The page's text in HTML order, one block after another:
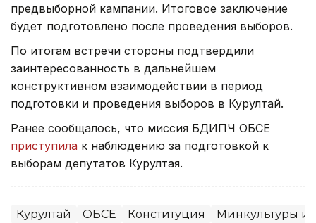
предвыборной кампании. Итоговое заключение
будет подготовлено после проведения выборов.
По итогам встречи стороны подтвердили
заинтересованность в дальнейшем
конструктивном взаимодействии в период
подготовки и проведения выборов в Курултай.
Ранее сообщалось, что миссия БДИПЧ ОБСЕ
приступила к наблюдению за подготовкой к
выборам депутатов Курултая.
Курултай ОБСЕ Конституция Минкультуры